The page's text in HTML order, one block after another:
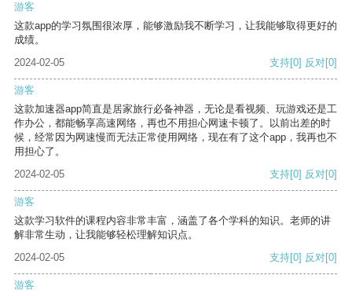
游客
这款app的学习氛围很浓厚，能够激励我不断学习，让我能够取得更好的
成绩。
2024-02-05
支持[0] 反对[0]
游客
这款加速器app简直是居家旅行必备神器，无论是看视频、玩游戏还是工
作办公，都能畅享高速网络，再也不用担心网速卡顿了。以前出差的时
候，经常因为网速慢而无法正常使用网络，现在有了这个app，我再也不
用担心了。
2024-02-05
支持[0] 反对[0]
游客
这款学习软件的课程内容非常丰富，涵盖了各个学科的知识。老师的讲
解非常生动，让我能够轻松理解知识点。
2024-02-05
支持[0] 反对[0]
游客